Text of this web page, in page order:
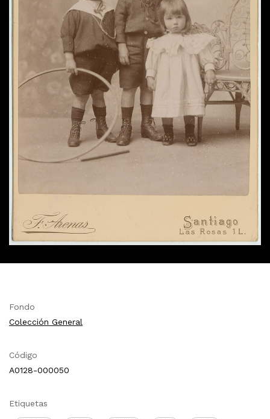
Fondo
Colección General
Código
A0128-000050
Etiquetas